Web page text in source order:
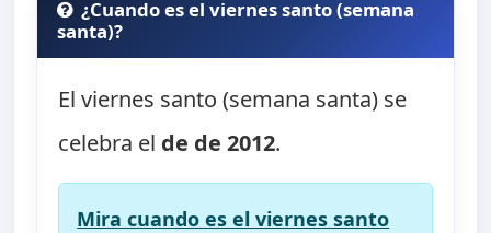
¿Cuando es el viernes santo (semana
santa)?
El viernes santo (semana santa) se
celebra el de de 2012.
Mira cuando es el viernes santo